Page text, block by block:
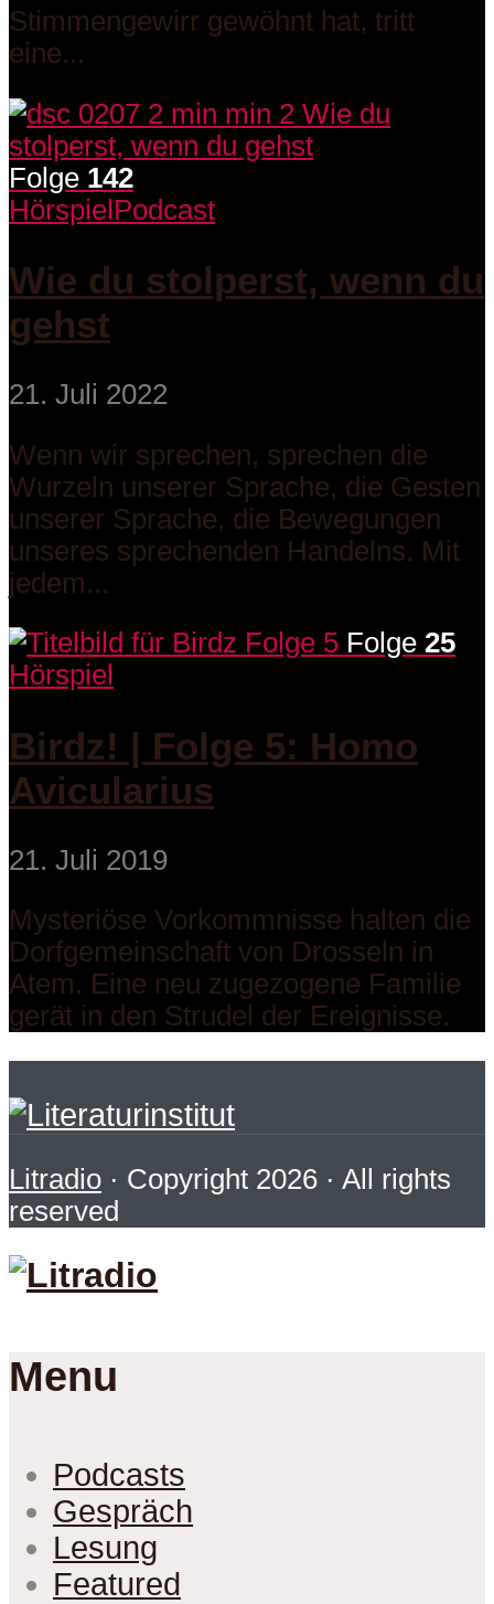
Stimmengewirr gewöhnt hat, tritt
eine...
Folge 142
Hörspiel Podcast
Wie du stolperst, wenn du
gehst
21. Juli 2022
Wenn wir sprechen, sprechen die
Wurzeln unserer Sprache, die Gesten
unserer Sprache, die Bewegungen
unseres sprechenden Handelns. Mit
jedem...
Folge 25
Hörspiel
Birdz! | Folge 5: Homo
Avicularius
21. Juli 2019
Mysteriöse Vorkommnisse halten die
Dorfgemeinschaft von Drosseln in
Atem. Eine neu zugezogene Familie
gerät in den Strudel der Ereignisse.
Litradio · Copyright 2026 · All rights
reserved
Menu
Podcasts
Gespräch
Lesung
Featured